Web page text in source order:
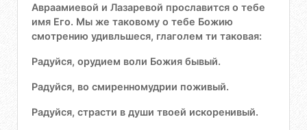
Авраамиевой и Лазаревой прославится о тебе
имя Его. Мы же таковому о тебе Божию
смотрению удивльшеся, глаголем ти таковая:
Радуйся, орудием воли Божия бывый.
Радуйся, во смиренномудрии поживый.
Радуйся, страсти в души твоей искоренивый.